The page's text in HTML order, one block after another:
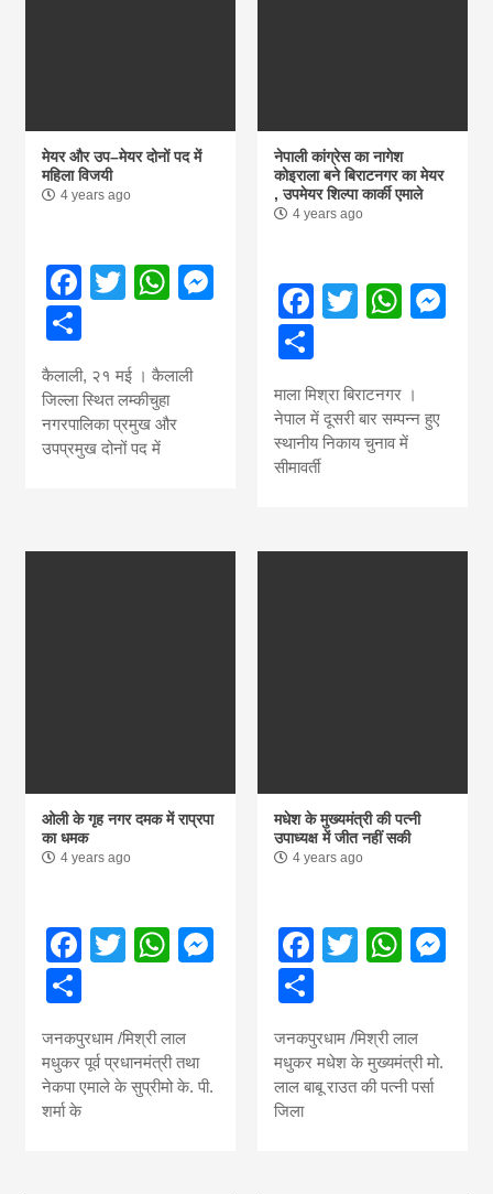
मेयर और उप–मेयर दोनों पद में
महिला विजयी
4 years ago
Facebook
TwitterWhatsApp
Messenger
कैलाली, २१ मई । कैलाली
जिल्ला स्थित लम्कीचुहा
नगरपालिका प्रमुख और
उपप्रमुख दोनों पद में
नेपाली कांग्रेस का नागेश
कोइराला बने बिराटनगर का मेयर
, उपमेयर शिल्पा कार्की एमाले
4 years ago
Facebook
Twitter
Share
माला मिश्रा बिराटनगर ।
नेपाल में दूसरी बार सम्पन्न हुए
स्थानीय निकाय चुनाव में
सीमावर्ती
ओली के गृह नगर दमक में राप्रपा
का धमक
4 years ago
Facebook
TwitterWhatsApp
Messenger
जनकपुरधाम /मिश्री लाल
मधुकर पूर्व प्रधानमंत्री तथा
नेकपा एमाले के सुप्रीमो के. पी.
शर्मा के
मधेश के मुख्यमंत्री की पत्नी
उपाध्यक्ष में जीत नहीं सकी
4 years ago
Facebook
Twitter
Share
जनकपुरधाम /मिश्री लाल
मधुकर मधेश के मुख्यमंत्री मो.
लाल बाबू राउत की पत्नी पर्सा
जिला